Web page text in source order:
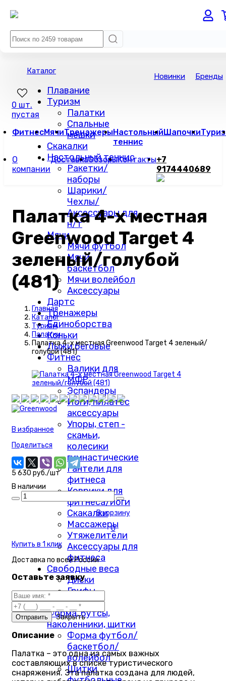
Каталог
Плавание
Туризм
Палатки
Спальные
мешки
Скакалки
Настольный теннис
Ракетки/
наборы
Шарики/
Чехлы/
Аксессуары для
н/т
Мячи
Мячи футбол
Мячи
баскетбол
Мячи волейбол
Аксессуары
Дартс
Тренажеры
Единоборства
Коньки
Лыжи беговые
Фитнес
Валики для
МФР
Эспандеры
Йоги, пилатес
аксессуары
Упоры, степ -
скамьи,
колесики
гимнастические
Гантели для
фитнеса
Коврики для
фитнеса/йоги
Скакалки
Массажеры
Утяжелители
Аксессуары для
фитнеса
Свободные веса
Диски
Грифы
Гантели
Форма, бутсы,
наколенники, щитки
Форма футбол/
баскетбол/
волейбол
Щитки
Новинки Бренды
0 шт.
пустая
ФитнесМячиТренажерыНастольный
теннис
Шапочки
О
компании
ДоставкаОбзорыКонтакты+7
9174440689
Палатка 4-х местная
Greenwood Target 4
зеленый/голубой
(481)
Главная
Каталог
Туризм
Палатки
Палатка 4-х местная Greenwood Target 4 зеленый/
голубой (481)
В избранное
Поделиться
5 630 руб./шт
В наличии
В корзину
0
Купить в 1 клик
Доставка по всей России
Оставьте заявку
Закрыть
Описание
Палатка – это одна из самых важных
составляющих в списке туристического
снаряжения. Эта палатка создана для людей,